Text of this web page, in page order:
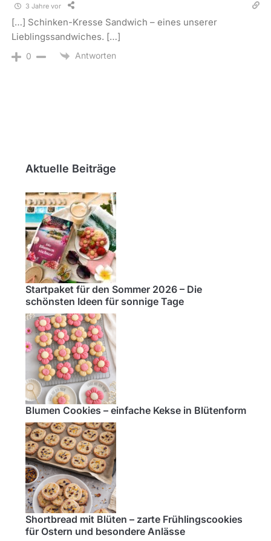
3 Jahre vor
[…] Schinken-Kresse Sandwich – eines unserer
Lieblingssandwiches. […]
0 Antworten
Aktuelle Beiträge
Startpaket für den Sommer 2026 – Die
schönsten Ideen für sonnige Tage
Blumen Cookies – einfache Kekse in Blütenform
Shortbread mit Blüten – zarte Frühlingscookies
für Ostern und besondere Anlässe